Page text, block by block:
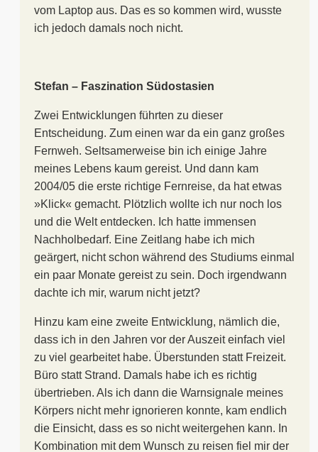
vom Laptop aus. Das es so kommen wird, wusste
ich jedoch damals noch nicht.
Stefan – Faszination Südostasien
Zwei Entwicklungen führten zu dieser
Entscheidung. Zum einen war da ein ganz großes
Fernweh. Seltsamerweise bin ich einige Jahre
meines Lebens kaum gereist. Und dann kam
2004/05 die erste richtige Fernreise, da hat etwas
»Klick« gemacht. Plötzlich wollte ich nur noch los
und die Welt entdecken. Ich hatte immensen
Nachholbedarf. Eine Zeitlang habe ich mich
geärgert, nicht schon während des Studiums einmal
ein paar Monate gereist zu sein. Doch irgendwann
dachte ich mir, warum nicht jetzt?
Hinzu kam eine zweite Entwicklung, nämlich die,
dass ich in den Jahren vor der Auszeit einfach viel
zu viel gearbeitet habe. Überstunden statt Freizeit.
Büro statt Strand. Damals habe ich es richtig
übertrieben. Als ich dann die Warnsignale meines
Körpers nicht mehr ignorieren konnte, kam endlich
die Einsicht, dass es so nicht weitergehen kann. In
Kombination mit dem Wunsch zu reisen fiel mir der